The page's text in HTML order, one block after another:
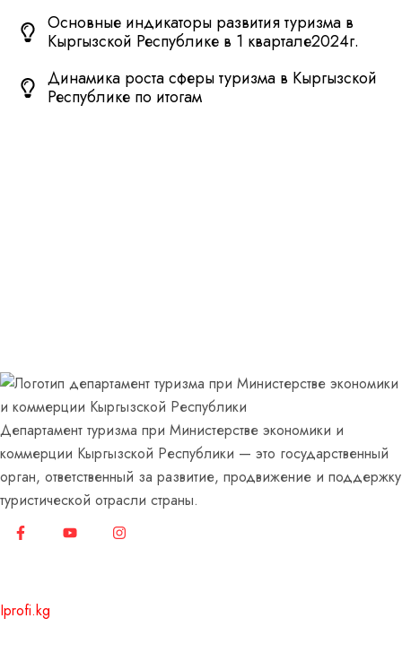
Основные индикаторы развития туризма в
Кыргызской Республике в 1 квартале2024г.
Динамика роста сферы туризма в Кыргызской
Республике по итогам
Департамент туризма при Министерстве экономики и
коммерции Кыргызской Республики — это государственный
орган, ответственный за развитие, продвижение и поддержку
туристической отрасли страны.
Iprofi.kg